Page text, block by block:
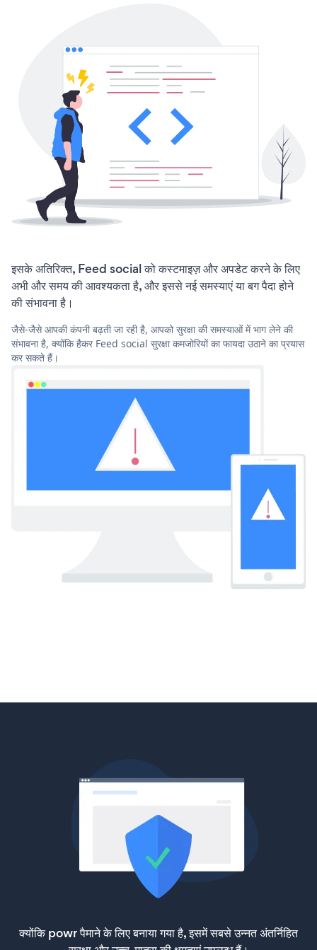
इसके अतिरिक्त, Feed social को कस्टमाइज़ और अपडेट करने के लिए
अभी और समय की आवश्यकता है, और इससे नई समस्याएं या बग पैदा होने
की संभावना है।
जैसे-जैसे आपकी कंपनी बढ़ती जा रही है, आपको सुरक्षा की समस्याओं में भाग लेने की
संभावना है, क्योंकि हैकर Feed social सुरक्षा कमजोरियों का फायदा उठाने का प्रयास
कर सकते हैं।
क्योंकि powr पैमाने के लिए बनाया गया है, इसमें सबसे उन्नत अंतर्निहित